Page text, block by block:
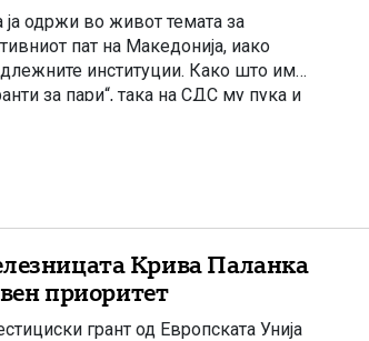
одржи во живот темата за
пат на Македонија, иако
институции. Како што им
за пари“, така на СДС му пука и
се подготвува да го […]
Крива Паланка
приоритет
грант од Европската Унија